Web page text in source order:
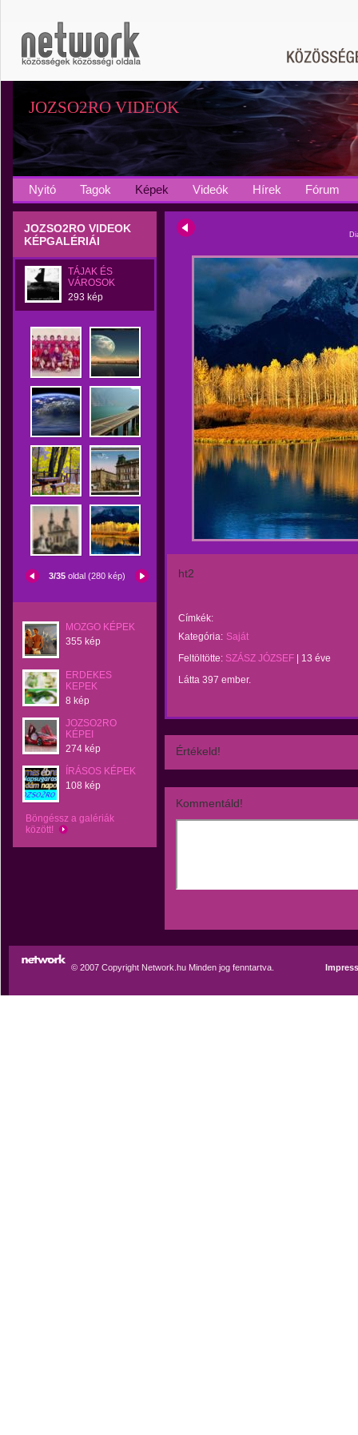
JOZSO2RO VIDEOK
Nyitó Tagok Képek Videók Hírek Fórum
JOZSO2RO VIDEOK
KÉPGALÉRIÁI
TÁJAK ÉS
VÁROSOK
293 kép
3/35 oldal (280 kép)
MOZGO KÉPEK
355 kép
ERDEKES
KEPEK
8 kép
JOZSO2RO
KÉPEI
274 kép
ÍRÁSOS KÉPEK
108 kép
Böngéssz a galériák
között!
ht2
Címkék:
Kategória: Saját
Feltöltötte: SZÁSZ JÓZSEF
13 éve
Látta 397 ember.
Értékeld!
Kommentáld!
© 2007 Copyright Network.hu Minden jog fenntartva.